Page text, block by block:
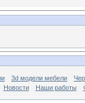
3d модели мебели
Новости
Наши работы